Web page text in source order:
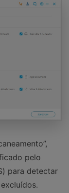
pelo
para detectar